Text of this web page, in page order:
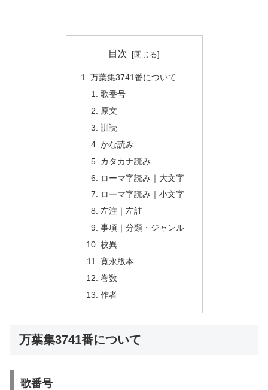
目次
万葉集3741番について
歌番号
原文
訓読
かな読み
カタカナ読み
ローマ字読み｜大文字
ローマ字読み｜小文字
左注｜左註
事項｜分類・ジャンル
校異
寛永版本
巻数
作者
万葉集3741番について
歌番号